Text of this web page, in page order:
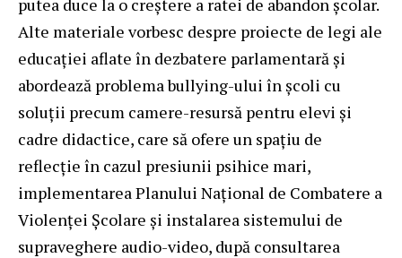
putea duce la o creștere a ratei de abandon școlar.
Alte materiale vorbesc despre proiecte de legi ale
educației aflate în dezbatere parlamentară și
abordează problema bullying-ului în școli cu
soluții precum camere-resursă pentru elevi și
cadre didactice, care să ofere un spațiu de
reflecție în cazul presiunii psihice mari,
implementarea Planului Național de Combatere a
Violenței Școlare și instalarea sistemului de
supraveghere audio-video, după consultarea